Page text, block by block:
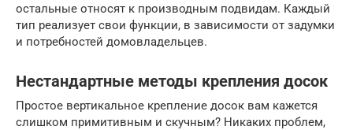
остальные относят к производным подвидам. Каждый
тип реализует свои функции, в зависимости от задумки
и потребностей домовладельцев.
Нестандартные методы крепления досок
Простое вертикальное крепление досок вам кажется
слишком примитивным и скучным? Никаких проблем,